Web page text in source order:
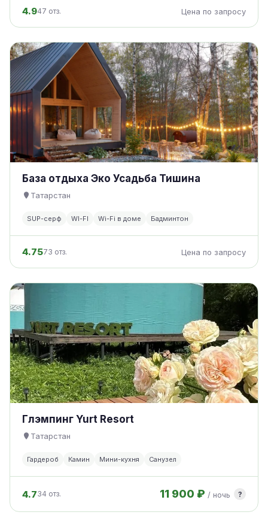
4.947 отз. Цена по запросу
База отдыха Эко Усадьба Тишина
Татарстан
SUP-серф WI-FI Wi-Fi в доме Бадминтон
4.7573 отз. Цена по запросу
Глэмпинг Yurt Resort
Татарстан
Гардероб Камин Мини-кухня Санузел
4.734 отз. 11 900 ₽ / ночь ?